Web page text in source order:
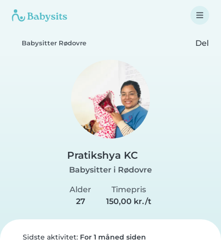
Babysitter Rødovre Del
Pratikshya KC
Babysitter i Rødovre
Alder
27
Timepris
150,00 kr./t
Sidste aktivitet: For 1 måned siden